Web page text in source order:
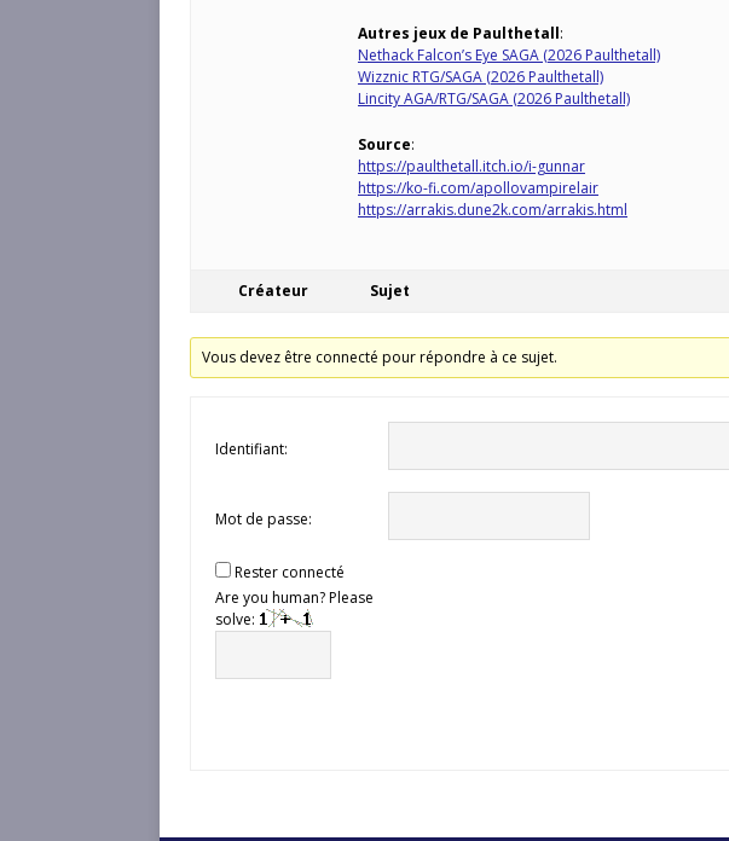
Autres jeux de Paulthetall:
Nethack Falcon’s Eye SAGA (2026 Paulthetall)
Wizznic RTG/SAGA (2026 Paulthetall)
Lincity AGA/RTG/SAGA (2026 Paulthetall)
Source:
https://paulthetall.itch.io/i-gunnar
https://ko-fi.com/apollovampirelair
https://arrakis.dune2k.com/arrakis.html
Créateur Sujet
Vous devez être connecté pour répondre à ce sujet.
Identifiant:
Mot de passe:
Rester connecté
Are you human? Please
solve: